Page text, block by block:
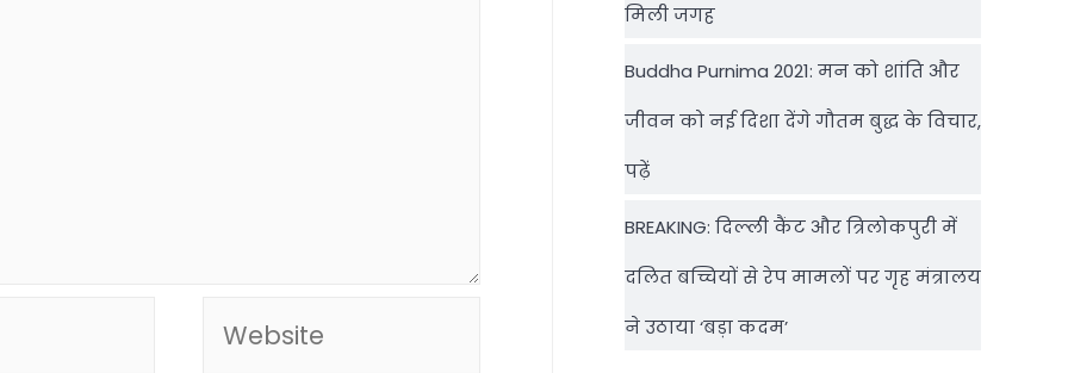
मिली जगह
Buddha Purnima 2021: मन को शांति और
जीवन को नई दिशा देंगे गौतम बुद्ध के विचार,
पढ़ें
BREAKING: दिल्‍ली कैंट और त्रिलोकपुरी में
दलित बच्चियों से रेप मामलों पर गृह मंत्रालय
ने उठाया ‘बड़ा कदम’